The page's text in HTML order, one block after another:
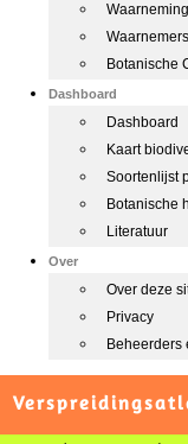
Waarnemers
Botanische
Dashboard
Dashboard
Kaart
Soortenlijst
Botanische
Literatuur
Over
Over deze
Privacy
Beheerders